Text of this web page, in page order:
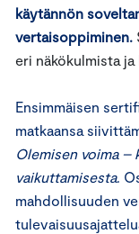
käytännön
vertaisoppiminen.
eri näkökulmista ja
Ensimmäisen
matkaansa
Olemisen voima –
vaikuttamisesta.
mahdollisuuden